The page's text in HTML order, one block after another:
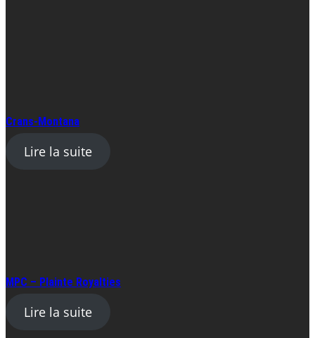
Crans-Montana
Lire la suite
MPC – Plainte Royalties
Lire la suite